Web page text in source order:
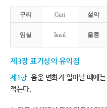
구리 Guri 설악
임실 Imsil 울릉
제3장 표기상의 유의점
제1항 음운 변화가 일어날 때에
적는다.